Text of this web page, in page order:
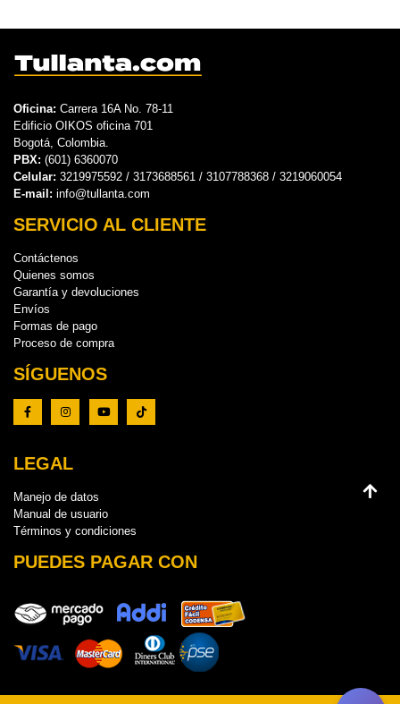
Oficina: Carrera 16A No. 78-11
Edificio OIKOS oficina 701
Bogotá, Colombia.
PBX: (601) 6360070
Celular: 3219975592 / 3173688561 / 3107788368 / 3219060054
E-mail: info@tullanta.com
SERVICIO AL CLIENTE
Contáctenos
Quienes somos
Garantía y devoluciones
Envíos
Formas de pago
Proceso de compra
SÍGUENOS
LEGAL
Manejo de datos
Manual de usuario
Términos y condiciones
PUEDES PAGAR CON